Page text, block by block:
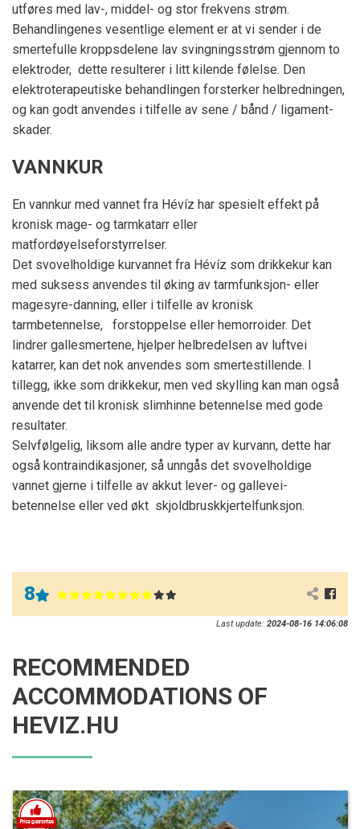
utføres med lav-, middel- og stor frekvens strøm.
Behandlingenes vesentlige element er at vi sender i de
smertefulle kroppsdelene lav svingningsstrøm gjennom to
elektroder, dette resulterer i litt kilende følelse. Den
elektroterapeutiske behandlingen forsterker helbredningen,
og kan godt anvendes i tilfelle av sene / bånd / ligament-
skader.
VANNKUR
En vannkur med vannet fra Hévíz har spesielt effekt på
kronisk mage- og tarmkatarr eller
matfordøyelseforstyrrelser.
Det svovelholdige kurvannet fra Hévíz som drikkekur kan
med suksess anvendes til øking av tarmfunksjon- eller
magesyre-danning, eller i tilfelle av kronisk
tarmbetennelse, forstoppelse eller hemorroider. Det
lindrer gallesmertene, hjelper helbredelsen av luftvei
katarrer, kan det nok anvendes som smertestillende. I
tillegg, ikke som drikkekur, men ved skylling kan man også
anvende det til kronisk slimhinne betennelse med gode
resultater.
Selvfølgelig, liksom alle andre typer av kurvann, dette har
også kontraindikasjoner, så unngås det svovelholdige
vannet gjerne i tilfelle av akkut lever- og gallevei-
betennelse eller ved økt skjoldbruskkjertelfunksjon.
8
Last update: 2024-08-16 14:06:08
RECOMMENDED
ACCOMMODATIONS OF
HEVIZ.HU